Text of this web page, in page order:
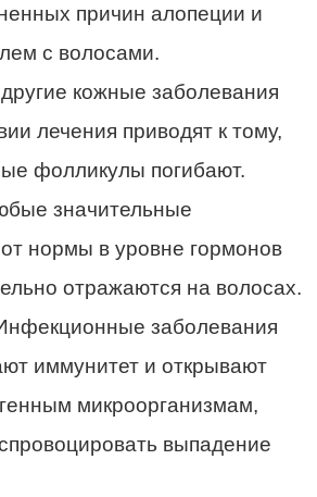
причин алопеции и
с волосами.
кожные заболевания
лечения приводят к тому,
фолликулы погибают.
значительные
нормы в уровне гормонов
отражаются на волосах.
заболевания
иммунитет и открывают
микроорганизмам,
выпадение